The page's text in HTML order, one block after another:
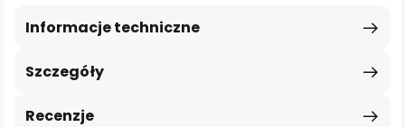
Szczegóły
Informacje techniczne
Recenzje